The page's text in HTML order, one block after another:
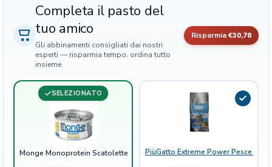
t
t
o
2
4
x
8
Completa il pasto del
tuo amico
Gli abbinamenti consigliati dai nostri
esperti — risparmia tempo, ordina tutto
insieme.
Risparmia€30,78
SELEZIONATO
Monge Monoprotein Scatolette Gatto 24x80grPiùGatto Extreme Power Pesce